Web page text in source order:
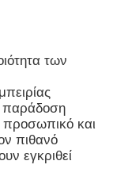
των
παράδοση
προσωπικό και
πιθανό
εγκριθεί